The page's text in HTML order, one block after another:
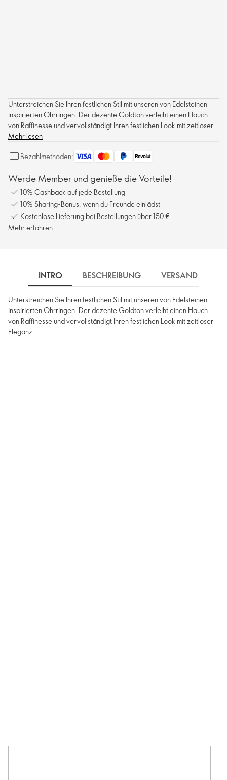
Unterstreichen Sie Ihren festlichen Stil mit unseren von Edelsteinen
inspirierten Ohrringen. Der dezente Goldton verleiht einen Hauch
von Raffinesse und vervollständigt Ihren festlichen Look mit zeitloser
Eleganz.
Mehr lesen
Bezahlmethoden:
Werde Member und genieße die Vorteile!
10% Cashback auf jede Bestellung
10% Sharing-Bonus, wenn du Freunde einlädst
Kostenlose Lieferung bei Bestellungen über 150 €
Mehr erfahren
INTRO BESCHREIBUNG VERSAND
Unterstreichen Sie Ihren festlichen Stil mit unseren von Edelsteinen
inspirierten Ohrringen. Der dezente Goldton verleiht einen Hauch
von Raffinesse und vervollständigt Ihren festlichen Look mit zeitloser
Eleganz.